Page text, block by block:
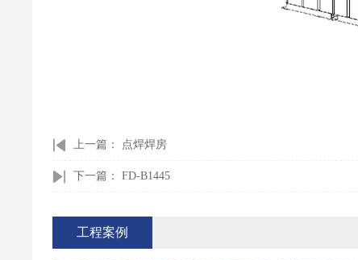
上一篇： 点焊焊房
下一篇：FD-B1445
工程案例